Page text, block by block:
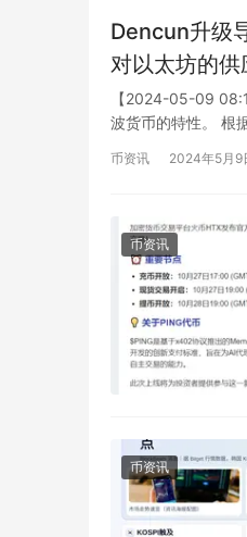
Dencun升级
对以太坊的
发展的一部
胀趋势将持
升。总的来说
【2024-05-09
波货币的特性。 根
币资讯 2024年5月9
币资讯
币资讯